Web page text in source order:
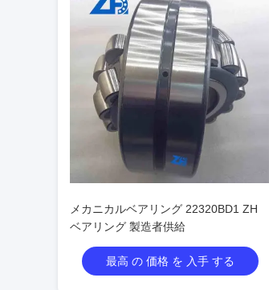
メカニカルベアリング 22320BD1 ZH
ベアリング 製造者供給
最高 の 価格 を 入手 する